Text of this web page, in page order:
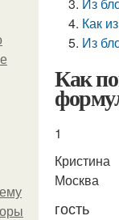
Как
Из
Как
1
Кристина
Москва
гость